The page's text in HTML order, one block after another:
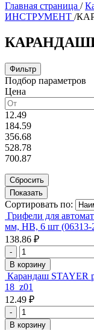
Главная страница /
ИНСТРУМЕНТ /
Фильтр
Подбор параметров
Цена
12.49
184.59
356.68
528.78
700.87
Сортировать по:
Грифели для
мм, HB, 6 шт (06313-
138.86 ₽
-
В корзину
Карандаш STAYER
18_z01
12.49 ₽
-
В корзину